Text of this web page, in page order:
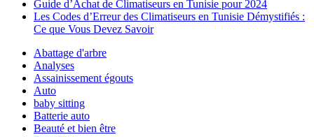
Guide d’Achat de Climatiseurs en Tunisie pour 2024
Les Codes d’Erreur des Climatiseurs en Tunisie Démystifiés :
Ce que Vous Devez Savoir
Abattage d'arbre
Analyses
Assainissement égouts
Auto
baby sitting
Batterie auto
Beauté et bien être